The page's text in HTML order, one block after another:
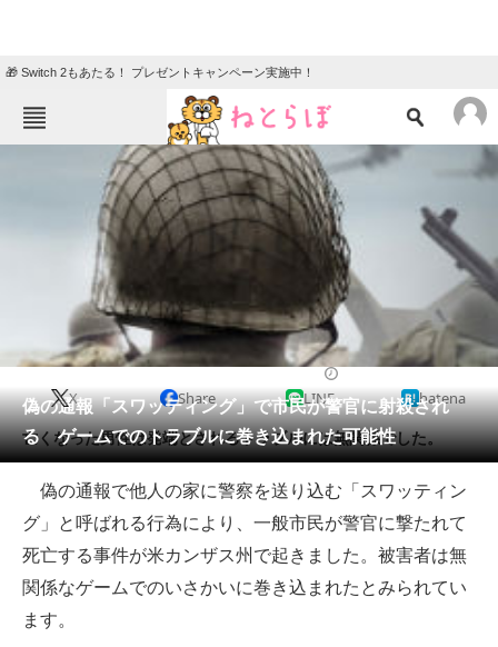
🎁 Switch 2もあたる！ プレゼントキャンペーン実施中！
ねとらぼメニュー
ニュース
クイズ
教育・育児
動物 リサーチ
会員記事
メディア
注目記事を集めた総合ページ
ITの今と未来を見通す
スマホと通信の最新トレンド
偽の通報「スワッティング」で市民が警官に射殺され
る ゲームでのトラブルに巻き込まれた可能性
X Share LINE hatena
亡くなった男性は発端とされるトラブルには無関係でした。
偽の通報で他人の家に警察を送り込む「スワッティン
グ」と呼ばれる行為により、一般市民が警官に撃たれて
死亡する事件が米カンザス州で起きました。被害者は無
関係なゲームでのいさかいに巻き込まれたとみられてい
ます。